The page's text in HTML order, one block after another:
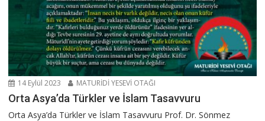
14 Eylül 2023 MATURİDİ YESEVİ OTAĞI
Orta Asya’da Türkler ve İslam Tasavvuru
Orta Asya’da Türkler ve İslam Tasavvuru Prof. Dr. Sönmez